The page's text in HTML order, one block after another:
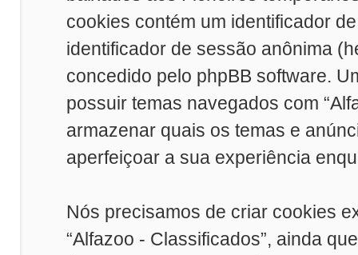
cookies contém um identificador
identificador de sessão anônima
concedido pelo phpBB software.
possuir temas navegados com
armazenar quais os temas e
aperfeiçoar a sua experiência
Nós precisamos de criar cookies
“Alfazoo - Classificados”, ainda